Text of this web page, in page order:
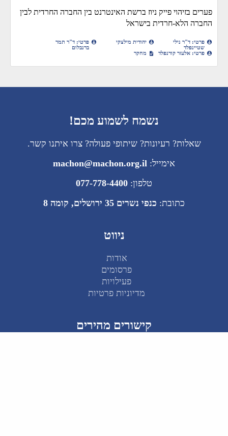
פערים בזיהוי פייק ניוז ברשת האינטרנט בין החברה החרדית לבין
החברה הלא-חרדית בישראל
פרטי: ד"ר נילי
שטיינפלד
יהודית מילצקי
פרטי: ד"ר תמר
ברנבלום
פרטי: אלעזר קורנפלד
מחקר
נשמח לשמוע מכם!
שאלות? רעיונות? שיתופי פעולה? צרו איתנו קשר.
אימייל: machon@machon.org.il
טלפון: 077-778-4400
כתובת: כנפי נשרים 35 ירושלים, קומה 8
ניווט
אודות
פרסומים
פעילויות
מדיוניות פרטיות
קישורים מהירים